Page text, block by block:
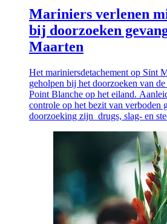
Mariniers verlenen
bij doorzoeken
Maarten
Het mariniersdetachement op Sint
geholpen bij het doorzoeken van
Point Blanche op het eiland.
controle op het bezit van verboden
doorzoeking zijn drugs, slag- en